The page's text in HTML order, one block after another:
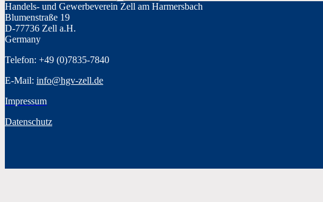
Handels- und Gewerbeverein Zell am Harmersbach
Blumenstraße 19
D-77736 Zell a.H.
Germany
Telefon: +49 (0)7835-7840
E-Mail: info@hgv-zell.de
Impressum
Datenschutz